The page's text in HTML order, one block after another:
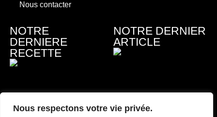
Nous respectons votre vie privée.
Nous contacter
NOTRE
DERNIERE
RECETTE
NOTRE DERNIER
ARTICLE